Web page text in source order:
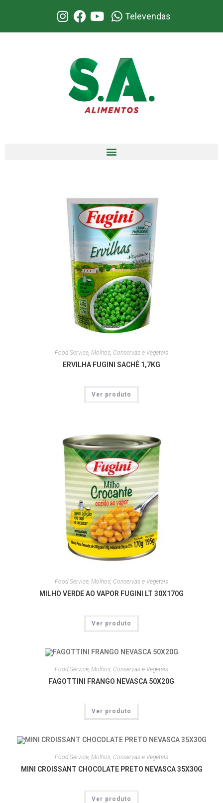
Televendas
Food Service Molhos, Conservas e Vegetais
ERVILHA FUGINI SACHÊ 1,7KG
Ver produto
Food Service, Molhos, Conservas e Vegetais
MILHO VERDE AO VAPOR FUGINI LT 30X170G
Ver produto
Food Service, Molhos, Conservas e Vegetais
FAGOTTINI FRANGO NEVASCA 50X20G
Ver produto
Food Service Molhos, Conservas e Vegetais
MINI CROISSANT CHOCOLATE PRETO NEVASCA 35X30G
Ver produto